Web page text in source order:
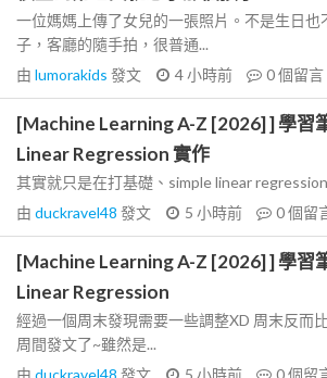
一位媽媽上傳了女兒的一張照片。不是生日也
子，客廳的隨手拍，很普通...
由 lumorakids 發文 4 小時前 0個留言
[Machine Learning A-Z [2026] ] 學習
Linear Regression 實作
其實就只是在打基礎、simple linear
由 duckravel48 發文 5 小時前 0個留
[Machine Learning A-Z [2026] ] 學習
Linear Regression
經過一個周末發現需要一些調整XD 周末反而
周間發文了~雖然是...
由 duckravel48 發文 5 小時前 0個留